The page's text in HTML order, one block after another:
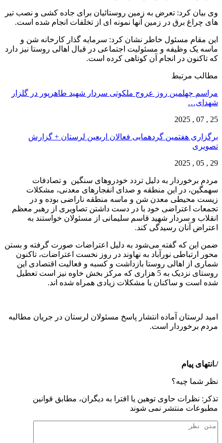
وی بیان کرد: تعرض به زمین روستائیان برای جاده کشی و نصب تیر
های چراغ برق در زمین آنها نمونه ای از تخلفات انجام شده است.
این مقام مسئول خاطر نشان کرد: سرمایه گذار کارخانه شن و
ماسه یک وظیفه و مسئولیت اجتماعی در قبال اهالی روستا نیز دارد
که تاکنون در انجام آن کوتاهی کرده است.
مطالب مرتبط
مراسم چهلمین روز عروج ملکوتی سردار شهید طاهرپور در گلزار
شهدای…
25 , 07 , 2025
برگزاری هفتمین گردهمایی فعالان اربعین لرستان + گزارش
تصویری
29 , 05 , 2025
مردم برخوردار به دلیل تردد خودروهای سنگین و تصادفات
سهمگین، در این منطقه و صدای انفجارهای معدنی، مشکلات
زیست محیطی معدن شن و ماسه منطقه ناراضی بوده و در
تجمعات اعتراضی خود با در دست داشتن تصاویری از رهبر معظم
انقلاب و سردار شهید قاسم سلیمانی از مسئولان خواستند به
اعتراض آنان رسیدگی کند.
ضمن این که گفته می‌شود به دلیل اعتراضات صورت گرفته و بستن
محور ارتباطی نورآباد به نهاوند در روز نخست اعتراضات، تاکنون
شماری از اهالی روستا بازداشت و کسبه و فعالیت اقتصادی این
روستای نزدیک به 5 هزاری که مرکز بخش خاوه نیز است تعطیل
شده است و ساکنان با مشکلات زیادی همراه شده اند.
امید لرستان آماده انتشار پاسخ مسئولان لرستان در جریان مطالبه
مردم برخوردار است.
/.انتهای پیام
نظر شما چیه؟
تذكر: نظرات حاوی توهين يا افترا به ديگران، مطابق قوانين
مطبوعات منتشر نمی شوند